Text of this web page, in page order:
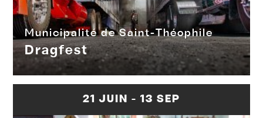
Municipalité de Saint-Théophile
Dragfest
21 JUIN - 13 SEP